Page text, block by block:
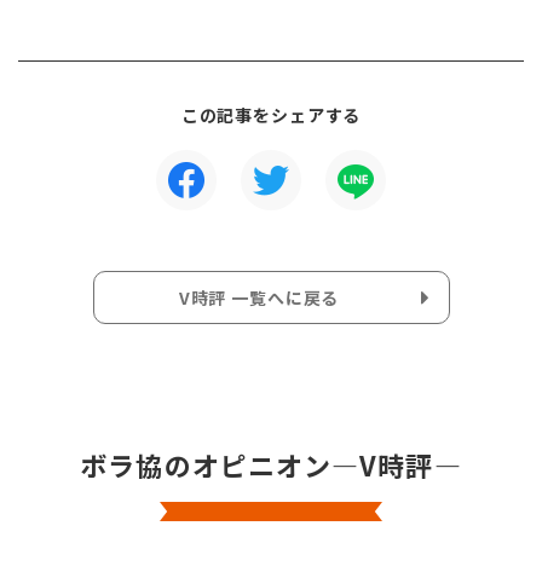
この記事をシェアする
V時評 一覧へに戻る
ボラ協のオピニオン―V時評―